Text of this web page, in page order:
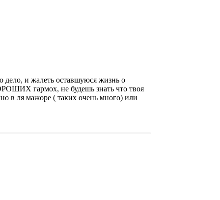
дело, и жалеть оставшуюся жизнь о
гармох, не будешь знать что твоя
в ля мажоре ( таких очень много) или